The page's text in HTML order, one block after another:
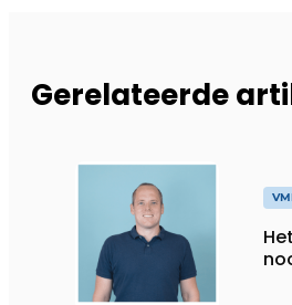
Gerelateerde